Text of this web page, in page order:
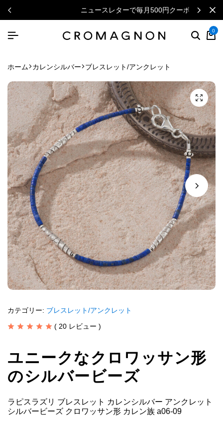
ニュースレターで毎月500円クーポン
0
ホーム カレンシルバー ブレスレット/アンクレット
カテゴリー: ブレスレット/アンクレット
( 20 レビュー )
ユニークなクロワッサン形
のシルバービーズ
ラピスラズリ ブレスレット カレンシルバー アンクレット
シルバービーズ クロワッサン形 カレン族 a06-09